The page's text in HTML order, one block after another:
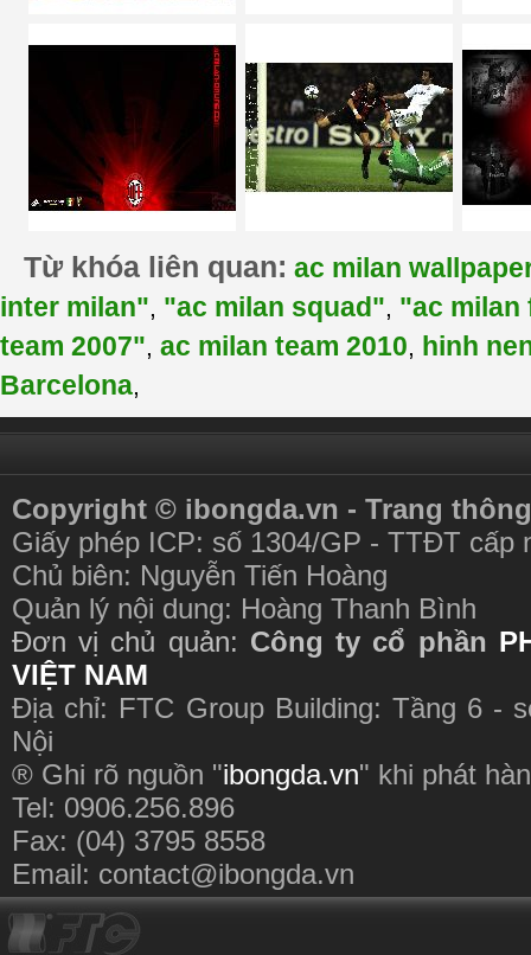
Từ khóa liên quan: ac milan
inter milan", "ac milan squad", "ac milan
team 2007", ac milan team 2010, hinh
Barcelona,
Copyright © ibongda.vn - Trang
Giấy phép ICP: số 1304/GP - TTĐT cấp
Chủ biên: Nguyễn Tiến Hoàng
Quản lý nội dung: Hoàng Thanh Bình
Đơn vị chủ quản: Công ty cổ phần
VIỆT NAM
Địa chỉ: FTC Group Building: Tầng 6 -
Nội
® Ghi rõ nguồn "ibongda.vn" khi phát
Tel: 0906.256.896
Fax: (04) 3795 8558
Email: contact@ibongda.vn